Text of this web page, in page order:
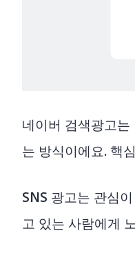
네이버 검색광고
는 방식이에요. 핵
SNS 광고는 관심
고 있는 사람에게